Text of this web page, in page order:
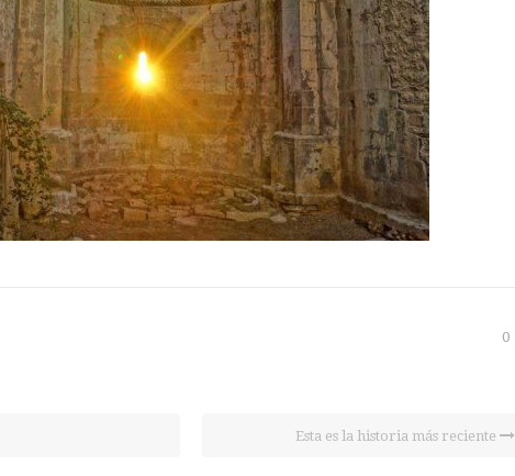
0
Esta es la historia más reciente